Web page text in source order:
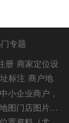
专题
册 商家定位设
标注 商户地
位置服务 商
商家位置注
添加微信定
小企业商户，
图门店图片怎